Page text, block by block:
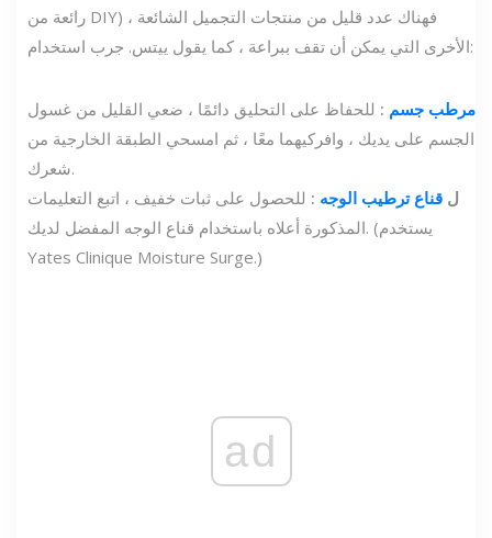
رائعة من DIY) ، فهناك عدد قليل من منتجات التجميل الشائعة
الأخرى التي يمكن أن تقف ببراعة ، كما يقول ييتس. جرب استخدام:
مرطب جسم : للحفاظ على التحليق دائمًا ، ضعي القليل من غسول
الجسم على يديك ، وافركيهما معًا ، ثم امسحي الطبقة الخارجية من
شعرك.
ل قناع ترطيب الوجه : للحصول على ثبات خفيف ، اتبع التعليمات
المذكورة أعلاه باستخدام قناع الوجه المفضل لديك. (يستخدم
Yates Clinique Moisture Surge.)
ad